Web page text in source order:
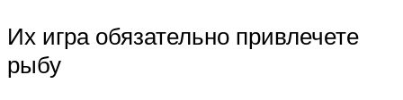
Их игра обязательно привлечете
рыбу